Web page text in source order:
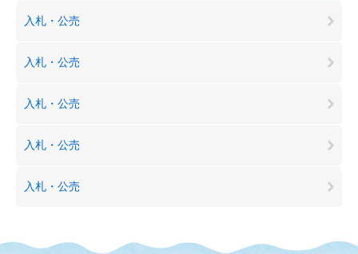
入札・公売
入札・公売
入札・公売
入札・公売
入札・公売